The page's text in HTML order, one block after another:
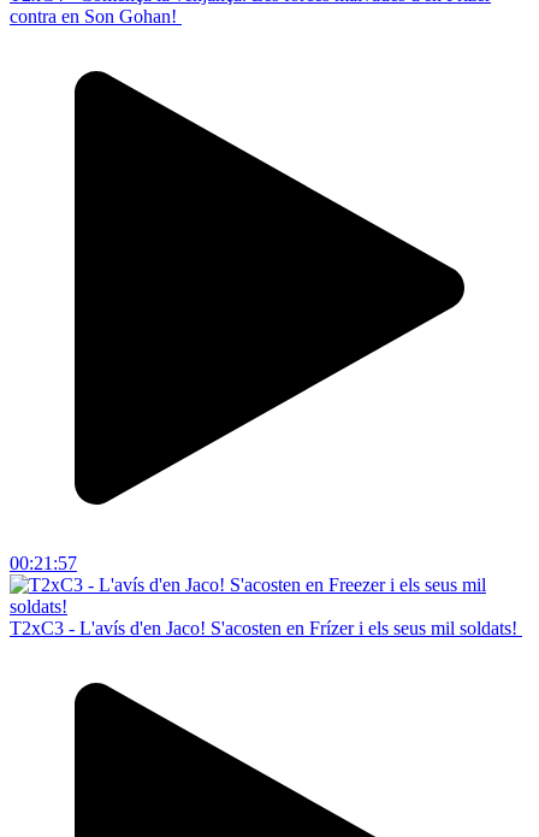
contra en Son Gohan!
00:21:57
T2xC3 - L'avís d'en Jaco! S'acosten en Frízer i els seus mil soldats!